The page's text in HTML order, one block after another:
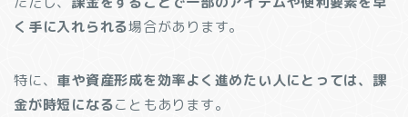
く手に入れられる場合があります。
特に、 車や資産形成を効率よく進めたい人にとっては、課
金が時短になることもあります。